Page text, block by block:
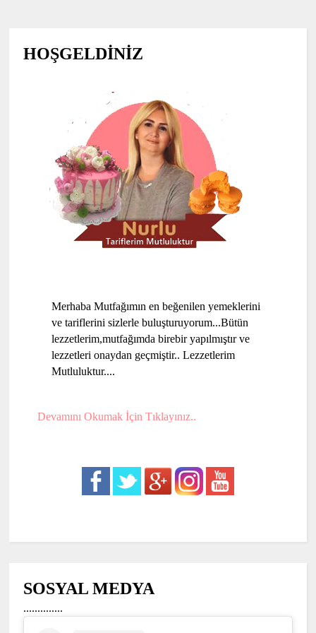
HOŞGELDİNİZ
Merhaba Mutfağımın en beğenilen yemeklerini
ve tariflerini sizlerle buluşturuyorum...Bütün
lezzetlerim,mutfağımda birebir yapılmıştır ve
lezzetleri onaydan geçmiştir.. Lezzetlerim
Mutluluktur....
Devamını Okumak İçin Tıklayınız..
SOSYAL MEDYA
..............